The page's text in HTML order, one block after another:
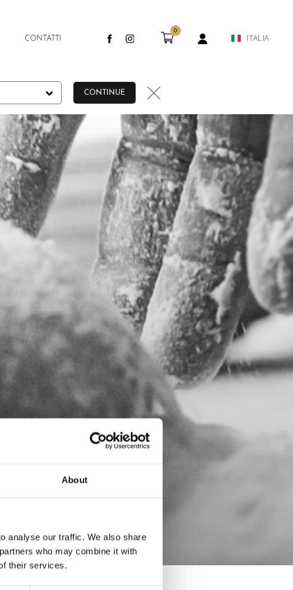
About
analyse our traffic. We also share
who may combine it with
their services.
CONTINUE
CONTATTI
condizioni di vendita
0
ITALIA